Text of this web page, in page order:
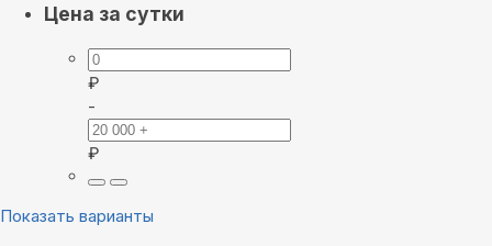
Цена за сутки
₽
-
₽
Показать варианты